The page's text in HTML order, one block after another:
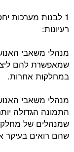
1 לבנות מערכות
רעיונות:
מנהלי משאבי
שמאפשרת להם
במחלקות אחרות.
מנהלי משאבי
התמונה הגדולה
שמנהלים של
שהם רואים